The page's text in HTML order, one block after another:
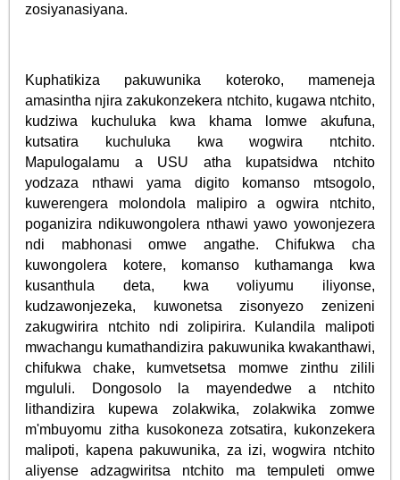
zosiyanasiyana.
Kuphatikiza pakuwunika koteroko, mameneja
amasintha njira zakukonzekera ntchito, kugawa ntchito,
kudziwa kuchuluka kwa khama lomwe akufuna,
kutsatira kuchuluka kwa wogwira ntchito.
Mapulogalamu a USU atha kupatsidwa ntchito
yodzaza nthawi yama digito komanso mtsogolo,
kuwerengera molondola malipiro a ogwira ntchito,
poganizira ndikuwongolera nthawi yawo yowonjezera
ndi mabhonasi omwe angathe. Chifukwa cha
kuwongolera kotere, komanso kuthamanga kwa
kusanthula deta, kwa voliyumu iliyonse,
kudzawonjezeka, kuwonetsa zisonyezo zenizeni
zakugwirira ntchito ndi zolipirira. Kulandila malipoti
mwachangu kumathandizira pakuwunika kwakanthawi,
chifukwa chake, kumvetsetsa momwe zinthu zilili
mgululi. Dongosolo la mayendedwe a ntchito
lithandizira kupewa zolakwika, zolakwika zomwe
m'mbuyomu zitha kusokoneza zotsatira, kukonzekera
malipoti, kapena pakuwunika, za izi, wogwira ntchito
aliyense adzagwiritsa ntchito ma tempuleti omwe